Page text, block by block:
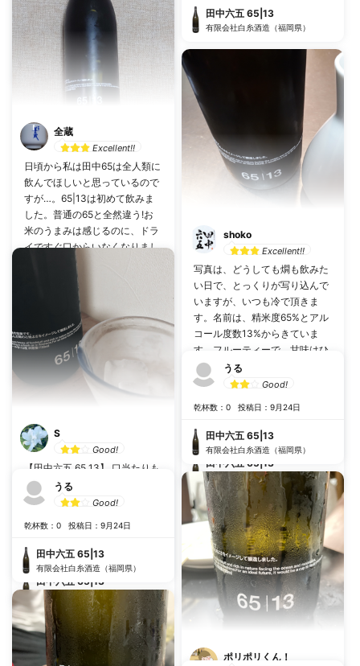
注意です。
乾杯数：6 投稿日：3月26日
田中六五 65|13
有限会社白糸酒造（福岡県）
田中六五 65|13
有限会社白糸酒造（福岡県）
全蔵
Excellent!!
日頃から私は田中65は全人類に
飲んでほしいと思っているので
すが…。65|13は初めて飲みま
した。普通の65と全然違う!お
米のうまみは感じるのに、ドラ
イですぐ口からいなくなりまし
た。これはおつまみほしい味。
エーションで楽しめると思いま
す。田中65の幅の広さを思い知
りました…。
乾杯数：8 投稿日：8月16日
田中六五 65|13
有限会社白糸酒造（福岡県）
shoko
Excellent!!
写真は、どうしても燗も飲みた
い日で、とっくりが写り込んで
いますが、いつも冷で頂きま
す。名前は、精米度65%とアル
コール度数13%からきていま
す。フルーティーで、甘味はひ
つこくなくスッキリ。ワインの
のうな日本酒という表現が正し
らといって日本酒好きも好きな
お酒だと思います。低アルコー
ルですが、美味しさはアップで
す。
乾杯数：5 投稿日：2月21日
田中六五 65|13
有限会社白糸酒造（福岡県）
S
Good!
【田中六五 65 13】 口当たりも
良く、すっきりとして飲みやす
い日本酒です。 日本酒独特の風
方や女性にオススメです。
乾杯数：0 投稿日：10月25日
田中六五 65|13
有限会社白糸酒造（福岡県）
うる
Good!
乾杯数：0 投稿日：9月24日
田中六五 65|13
有限会社白糸酒造（福岡県）
うる
Good!
乾杯数：0 投稿日：9月24日
田中六五 65|13
有限会社白糸酒造（福岡県）
ポリポリくん！